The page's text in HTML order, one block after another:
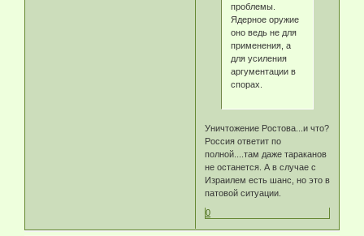
проблемы.
Ядерное оружие
оно ведь не для
применения, а
для усиления
аргументации в
спорах.
Уничтожение Ростова...и что?
Россия ответит по
полной....там даже тараканов
не останется. А в случае с
Израилем есть шанс, но это в
патовой ситуации.
0